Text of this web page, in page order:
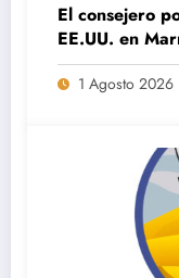
El consejero
EE.UU. en
dirección de
Aaiún1 Agosto 2026